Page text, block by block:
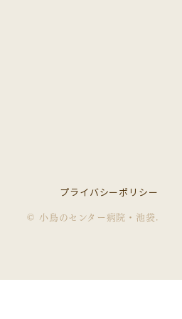
プライバシーポリシー
© 小鳥のセンター病院・池袋.